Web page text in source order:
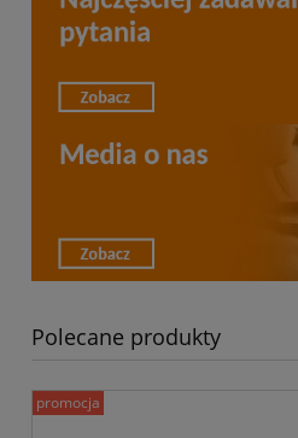
Polecane produkty
promocja